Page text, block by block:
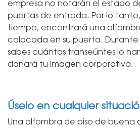
empresa no notarán el estado
puertas de entrada. Por lo
tiempo, encontrará una
colocada en su puerta.
sabes cuántos transeúntes lo
dañará tu imagen corporativa.
Úselo en cualquier
Una alfombra de piso de buena